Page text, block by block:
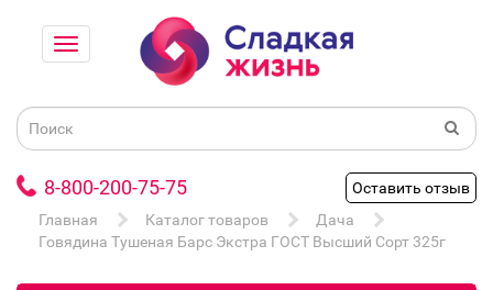
8-800-200-75-75
Оставить отзыв
Главная
Каталог товаров
Дача
Говядина Тушеная Барс Экстра ГОСТ Высший Сорт 325г